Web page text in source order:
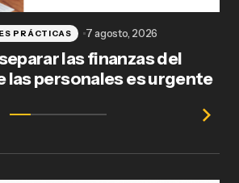
las finanzas del
las personales es urgente
PRÁCTICAS 7 agosto, 2026